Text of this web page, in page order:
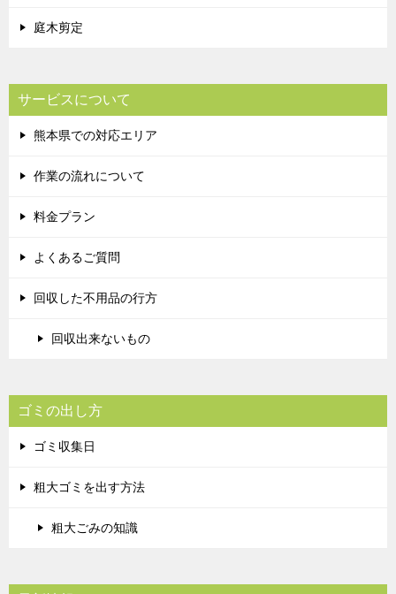
庭木剪定
サービスについて
熊本県での対応エリア
作業の流れについて
料金プラン
よくあるご質問
回収した不用品の行方
回収出来ないもの
ゴミの出し方
ゴミ収集日
粗大ゴミを出す方法
粗大ごみの知識